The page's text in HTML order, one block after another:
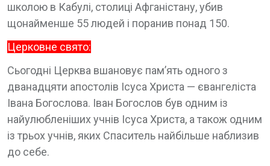
школою в Кабулі, столиці Афганістану, убив
щонайменше 55 людей і поранив понад 150.
Церковне свято:
Сьогодні Церква вшановує пам’ять одного з
дванадцяти апостолів Ісуса Христа — євангеліста
Івана Богослова. Іван Богослов був одним із
найулюбленіших учнів Ісуса Христа, а також одним
із трьох учнів, яких Спаситель найбільше наблизив
до себе.